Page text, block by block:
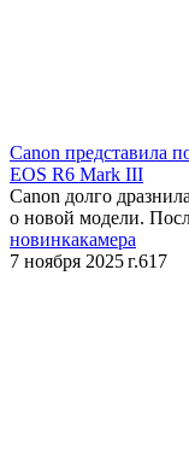
​Canon представила
EOS R6 Mark III
Canon долго
о новой модели.
новинкакамера
7 ноября 2025 г.617